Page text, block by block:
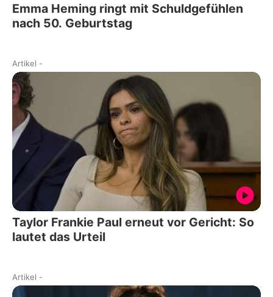
Emma Heming ringt mit Schuldgefühlen
nach 50. Geburtstag
Artikel -
Taylor Frankie Paul erneut vor Gericht: So
lautet das Urteil
Artikel -